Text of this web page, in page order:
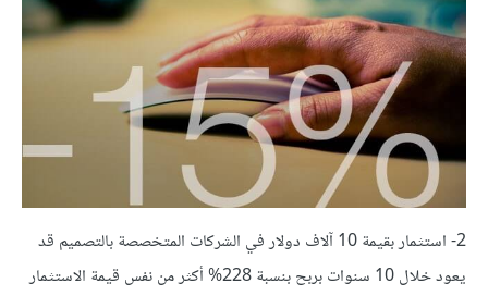
2- استثمار بقيمة 10 آلاف دولار في الشركات المتخصصة بالتصميم قد
يعود خلال 10 سنوات بربح بنسبة 228% أكثر من نفس قيمة الاستثمار